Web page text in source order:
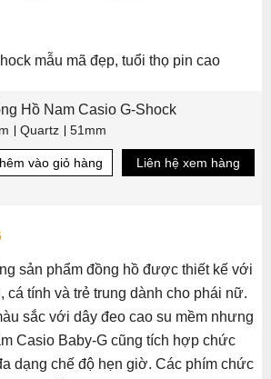
mẫu mã đẹp, tuổi thọ pin cao
Hồ Nam Casio G-Shock
Quartz 51mm
vào giỏ hàng Liên hệ xem hàng
sản phẩm đồng hồ được thiết kế với
cá tính và trẻ trung dành cho phái nữ.
sắc với dây đeo cao su mềm nhưng
Casio Baby-G cũng tích hợp chức
dạng chế độ hẹn giờ. Các phím chức